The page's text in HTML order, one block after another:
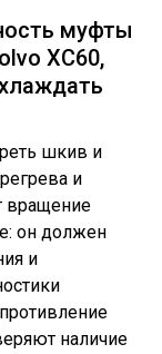
муфты
XC60,
шкив и
и
вращение
он должен
и
наличие